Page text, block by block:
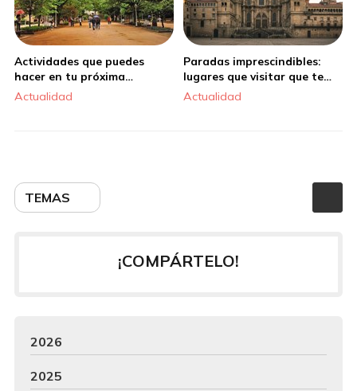
TEMAS
Actividades que puedes
hacer en tu próxima
escapada a Santiago: ¡toma
Actualidad
Paradas imprescindibles:
lugares que visitar que te
recomendamos desde Hotel
Actualidad
¡COMPÁRTELO!
2026
2025